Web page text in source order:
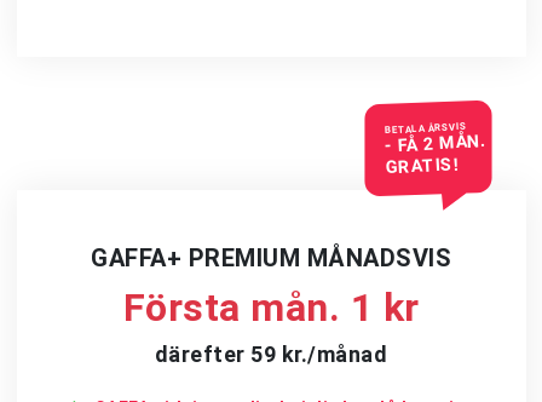
BETALA ÅRSVIS
- FÅ 2 MÅN.
GRATIS!
GAFFA+ PREMIUM MÅNADSVIS
Första mån. 1 kr
därefter 59 kr./månad